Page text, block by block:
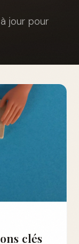
jour pour
clés